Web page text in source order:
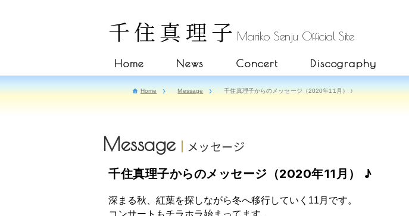
千住真理子 Mariko Senju Official Site
Home News Concert Discography
Home Message 千住真理子からのメッセージ（2020年11月） ♪
Message メッセージ
千住真理子からのメッセージ（2020年11月） ♪
深まる秋、紅葉を探しながら冬へ移行していく11月です。
コンサートもチラホラ始まってます。